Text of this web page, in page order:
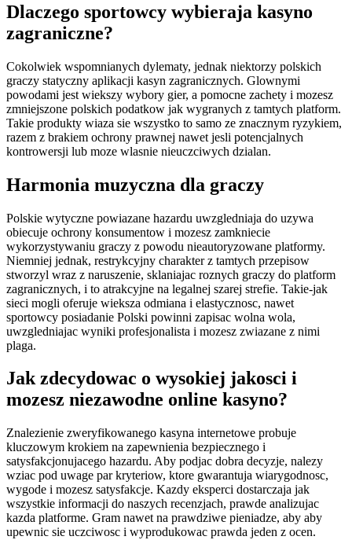
Dlaczego sportowcy wybieraja kasyno
zagraniczne?
Cokolwiek wspomnianych dylematy, jednak niektorzy polskich
graczy statyczny aplikacji kasyn zagranicznych. Glownymi
powodami jest wiekszy wybory gier, a pomocne zachety i mozesz
zmniejszone polskich podatkow jak wygranych z tamtych platform.
Takie produkty wiaza sie wszystko to samo ze znacznym ryzykiem,
razem z brakiem ochrony prawnej nawet jesli potencjalnych
kontrowersji lub moze wlasnie nieuczciwych dzialan.
Harmonia muzyczna dla graczy
Polskie wytyczne powiazane hazardu uwzgledniaja do uzywa
obiecuje ochrony konsumentow i mozesz zamkniecie
wykorzystywaniu graczy z powodu nieautoryzowane platformy.
Niemniej jednak, restrykcyjny charakter z tamtych przepisow
stworzyl wraz z naruszenie, sklaniajac roznych graczy do platform
zagranicznych, i to atrakcyjne na legalnej szarej strefie. Takie-jak
sieci mogli oferuje wieksza odmiana i elastycznosc, nawet
sportowcy posiadanie Polski powinni zapisac wolna wola,
uwzgledniajac wyniki profesjonalista i mozesz zwiazane z nimi
plaga.
Jak zdecydowac o wysokiej jakosci i
mozesz niezawodne online kasyno?
Znalezienie zweryfikowanego kasyna internetowe probuje
kluczowym krokiem na zapewnienia bezpiecznego i
satysfakcjonujacego hazardu. Aby podjac dobra decyzje, nalezy
wziac pod uwage par kryteriow, ktore gwarantuja wiarygodnosc,
wygode i mozesz satysfakcje. Kazdy eksperci dostarczaja jak
wszystkie informacji do naszych recenzjach, prawde analizujac
kazda platforme. Gram nawet na prawdziwe pieniadze, aby aby
upewnic sie uczciwosc i wyprodukowac prawda jeden z ocen.